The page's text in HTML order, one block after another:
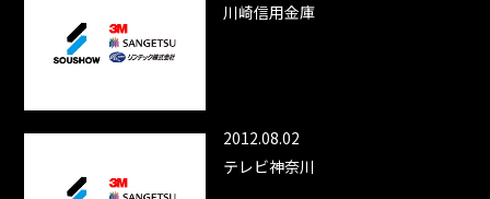
川崎信用金庫
2012.08.02
テレビ神奈川